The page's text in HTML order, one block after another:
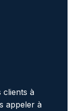
clients à
appeler à